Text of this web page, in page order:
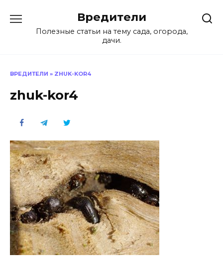
содержанию
Вредители
Полезные статьи на тему сада, огорода,
дачи.
ВРЕДИТЕЛИ » ZHUK-KOR4
zhuk-kor4